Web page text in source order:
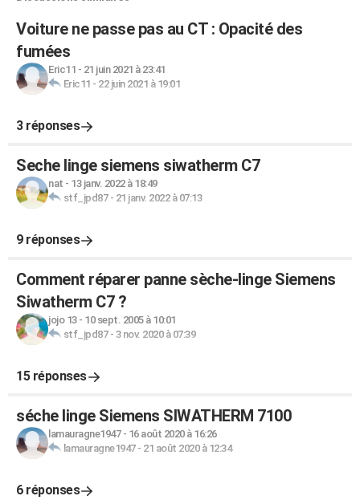
Voiture ne passe pas au CT : Opacité des
fumées
Eric11 - 21 juin 2021 à 23:41
Eric11 - 22 juin 2021 à 19:01
3 réponses
Seche linge siemens siwatherm C7
nat - 13 janv. 2022 à 18:49
stf_jpd87- 21 janv. 2022 à 07:13
9 réponses
Comment réparer panne sèche-linge Siemens
Siwatherm C7 ?
jojo 13- 10 sept. 2005 à 10:01
stf_jpd87- 3 nov. 2020 à 07:39
15 réponses
séche linge Siemens SIWATHERM 7100
lamauragne1947- 16 août 2020 à 16:26
lamauragne1947- 21 août 2020 à 12:34
6 réponses